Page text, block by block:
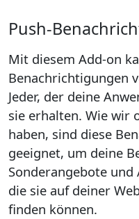
Push-
Mit diesem Add-on
Benachrichtigungen
Jeder, der deine
sie erhalten. Wie wir
haben, sind diese
geeignet, um deine
Sonderangebote
die sie auf deiner
finden können.